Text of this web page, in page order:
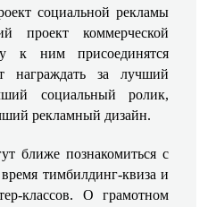
социальной рекламы
проект коммерческой
к ним присоединятся
награждать за лучший
социальный ролик,
рекламный дизайн.
ближе познакомиться с
тимбилдинг-квиза и
классов. О грамотном